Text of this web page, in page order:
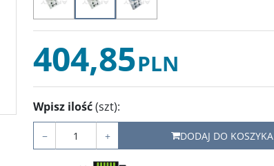
404,85PLN
Wpisz ilość(szt):
− + DODAJ DO KOSZYKA